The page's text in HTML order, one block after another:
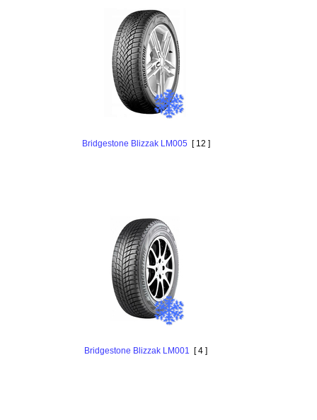
Bridgestone Blizzak LM005 [ 12 ]
Bridgestone Blizzak LM001 [ 4 ]